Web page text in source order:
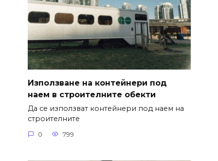
Използване на контейнери под
наем в строителните обекти
Да се използват контейнери под наем на
строителните
0 799